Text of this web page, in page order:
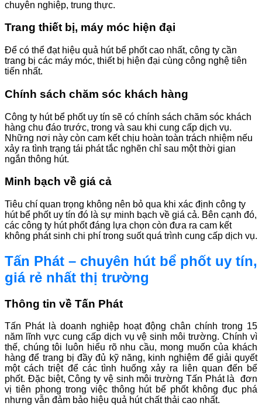
chuyên nghiệp, trung thực.
Trang thiết bị, máy móc hiện đại
Để có thể đạt hiệu quả hút bể phốt cao nhất, công ty cần
trang bị các máy móc, thiết bị hiện đại cùng công nghệ tiên
tiến nhất.
Chính sách chăm sóc khách hàng
Công ty hút bể phốt uy tín sẽ có chính sách chăm sóc khách
hàng chu đáo trước, trong và sau khi cung cấp dịch vụ.
Những nơi này còn cam kết chịu hoàn toàn trách nhiệm nếu
xảy ra tình trạng tái phát tắc nghẽn chỉ sau một thời gian
ngắn thông hút.
Minh bạch về giá cả
Tiêu chí quan trọng không nên bỏ qua khi xác định công ty
hút bể phốt uy tín đó là sự minh bạch về giá cả. Bên cạnh đó,
các công ty hút phốt đáng lựa chọn còn đưa ra cam kết
không phát sinh chi phí trong suốt quá trình cung cấp dịch vụ.
Tấn Phát – chuyên hút bể phốt uy tín,
giá rẻ nhất thị trường
Thông tin về Tấn Phát
Tấn Phát là doanh nghiệp hoạt động chân chính trong 15
năm lĩnh vực cung cấp dịch vụ vệ sinh môi trường. Chính vì
thế, chúng tôi luôn hiểu rõ nhu cầu, mong muốn của khách
hàng để trang bị đầy đủ kỹ năng, kinh nghiệm để giải quyết
một cách triệt để các tình huống xảy ra liên quan đến bể
phốt. Đặc biệt, Công ty vệ sinh môi trường Tấn Phát là đơn
vị tiên phong trong việc thông hút bể phốt không đục phá
nhưng vẫn đảm bảo hiệu quả hút chất thải cao nhất.